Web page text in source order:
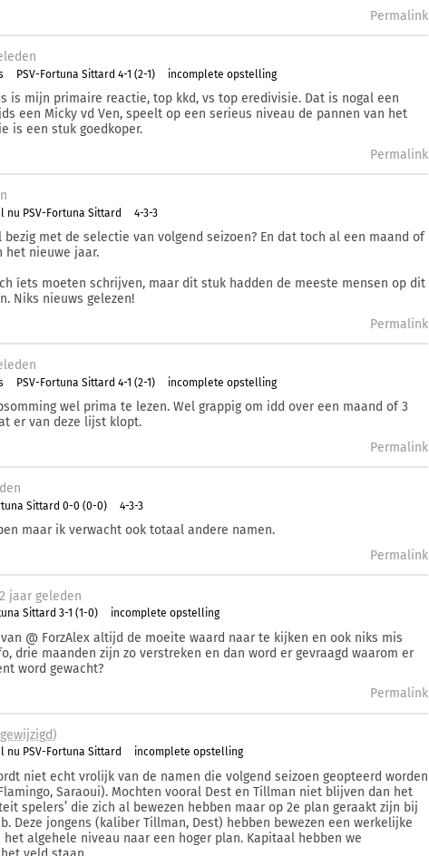
Permalink
PSV-Fortuna Sittard 4-1 (2-1) incomplete opstelling
is mijn primaire reactie, top kkd, vs top eredivisie. Dat is nogal een
een Micky vd Ven, speelt op een serieus niveau de pannen van het
is een stuk goedkoper.
Permalink
nu PSV-Fortuna Sittard 4-3-3
met de selectie van volgend seizoen? En dat toch al een maand of
het nieuwe jaar.
íets moeten schrijven, maar dit stuk hadden de meeste mensen op dit
Niks nieuws gelezen!
Permalink
PSV-Fortuna Sittard 4-1 (2-1) incomplete opstelling
wel prima te lezen. Wel grappig om idd over een maand of 3
er van deze lijst klopt.
Permalink
Sittard 0-0 (0-0) 4-3-3
maar ik verwacht ook totaal andere namen.
Permalink
2 jaar geleden
Sittard 3-1 (1-0) incomplete opstelling
@ ForzAlex altijd de moeite waard naar te kijken en ook niks mis
drie maanden zijn zo verstreken en dan word er gevraagd waarom er
word gewacht?
Permalink
gewijzigd)
nu PSV-Fortuna Sittard incomplete opstelling
niet echt vrolijk van de namen die volgend seizoen geopteerd worden
Saraoui). Mochten vooral Dest en Tillman niet blijven dan het
spelers’ die zich al bewezen hebben maar op 2e plan geraakt zijn bij
Deze jongens (kaliber Tillman, Dest) hebben bewezen een werkelijke
algehele niveau naar een hoger plan. Kapitaal hebben we